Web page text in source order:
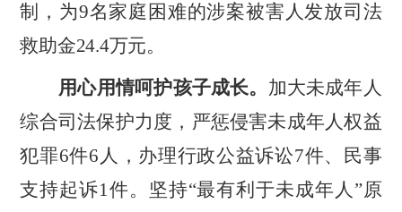
制，为9名家庭困难的涉案被害人发放司法
救助金24.4万元。
用心用情呵护孩子成长。 加大未成年人
综合司法保护力度，严惩侵害未成年人权益
犯罪6件6 人，办理行政公益诉讼7件、民事
支持起诉1件。坚持“最有利于未成年人 ”原